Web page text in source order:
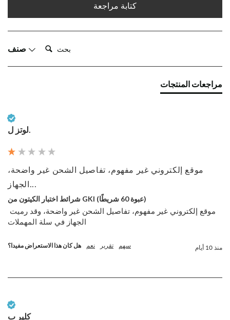
كتابة مراجعة
مراجعات المنتجات
لوتز ل.
موقع إلكتروني غير مفهوم، تفاصيل الشحن غير واضحة،
الجهاز...
شرائط اختبار الكيتون من GKI (عبوة 60 شريطًا)
الجهاز في سلة المهملات
هل كان هذا الاستعراض مفيدا؟ نعم تقرير سهم منذ 10 أيام
كلير ب